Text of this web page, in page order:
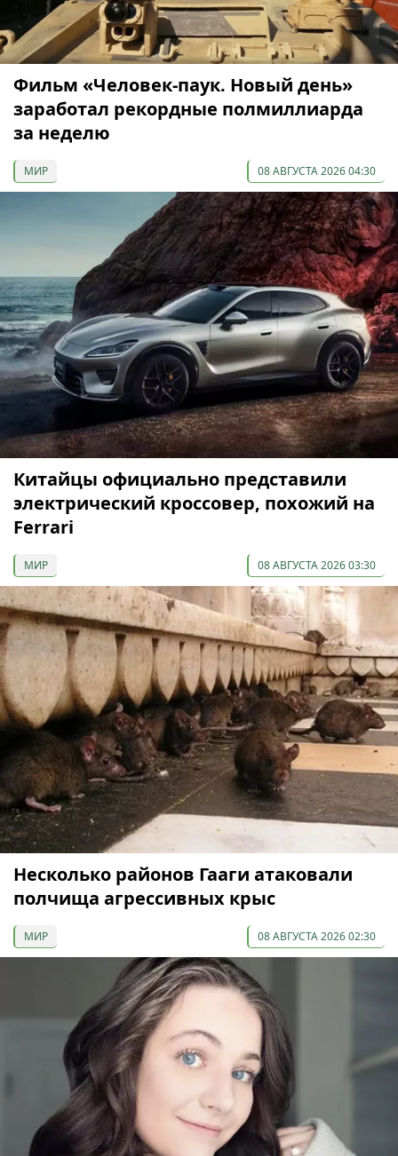
Фильм «Человек-паук. Новый день»
заработал рекордные полмиллиарда
за неделю
МИР 08 АВГУСТА 2026 04:30
Китайцы официально представили
электрический кроссовер, похожий на
Ferrari
МИР 08 АВГУСТА 2026 03:30
Несколько районов Гааги атаковали
полчища агрессивных крыс
МИР 08 АВГУСТА 2026 02:30